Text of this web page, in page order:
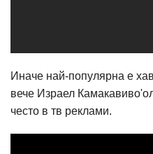
Иначе най-популярна е
вече Израел
често в тв реклами.